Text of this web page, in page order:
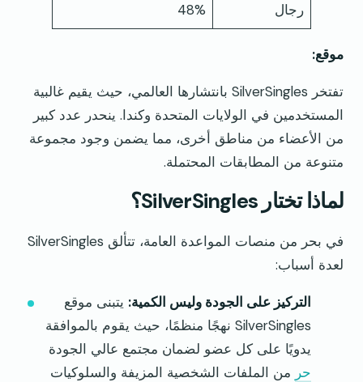
رجال 48%
موقع:
تفتخر SilverSingles بانتشارها العالمي، حيث يقيم غالبية
المستخدمين في الولايات المتحدة وكندا. ينحدر عدد كبير
من الأعضاء من مناطق أخرى، مما يضمن وجود مجموعة
متنوعة من المطابقات المحتملة.
لماذا تختار SilverSingles؟
في بحر من منصات المواعدة العامة، تتألق SilverSingles
لعدة أسباب:
التركيز على الجودة وليس الكمية: يتبنى موقع
SilverSingles نهجًا منظمًا، حيث يقوم بالموافقة
يدويًا على كل عضو لضمان مجتمع عالي الجودة
حر من الملفات الشخصية المزيفة والسلوكيات